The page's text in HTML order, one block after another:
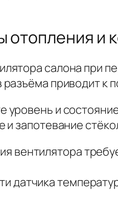
отопления и
салона при
приводит к
уровень и
и запотевание
вентилятора
датчика